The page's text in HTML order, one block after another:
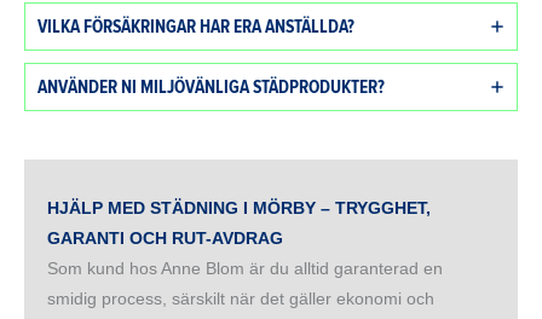
VILKA FÖRSÄKRINGAR HAR ERA ANSTÄLLDA?
ANVÄNDER NI MILJÖVÄNLIGA STÄDPRODUKTER?
HJÄLP MED STÄDNING I MÖRBY – TRYGGHET,
GARANTI OCH RUT-AVDRAG
Som kund hos Anne Blom är du alltid garanterad en
smidig process, särskilt när det gäller ekonomi och